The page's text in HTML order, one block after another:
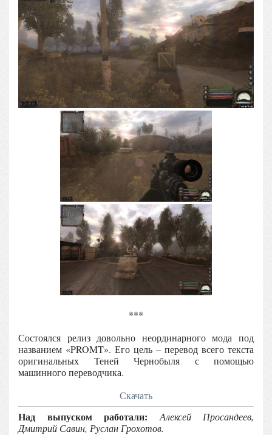
***
Состоялся релиз довольно неординарного мода под
названием «PROMT». Его цель – перевод всего текста
оригинальных Теней Чернобыля с помощью
машинного переводчика.
Скачать
Над выпуском работали:
Алексей Просандеев,
Дмитрий Савин, Руслан Грохотов.